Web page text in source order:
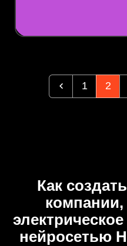
1 2
Как
нейросетью